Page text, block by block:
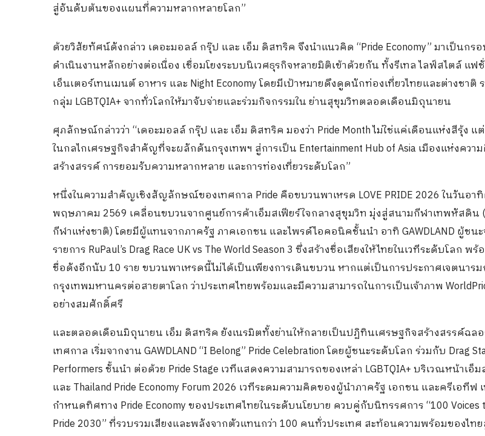
สู่อันดับต้นของแผนที่ความหลากหลายโลก”
ด้วยวิสัยทัศน์ดังกล่าว เดอะมอลล์ กรุ๊ป และ เอ็ม ดิสทริค จึงนำแนวคิด “Pride Economy” มาเป็นกร
ดำเนินงานหลักอย่างต่อเนื่อง เชื่อมโยงระบบนิเวศธุรกิจหลายมิติเข้าด้วยกัน ทั้งรีเทล ไลฟ์สไตล์ แฟ
เอ็นเตอร์เทนเมนต์ อาหาร และ Night Economy โดยมีเป้าหมายดึงดูดนักท่องเที่ยวไทยและต่างชาติ
กลุ่ม LGBTQIA+ จากทั่วโลกให้มาจับจ่ายและร่วมกิจกรรมใน ย่านสุขุมวิทตลอดเดือนมิถุนายน
ศุภลักษณ์กล่าวว่า “เดอะมอลล์ กรุ๊ป และ เอ็ม ดิสทริค มองว่า Pride Month ไม่ใช่แค่เดือนแห่งสีรุ้ง
ในกลไกเศรษฐกิจสำคัญที่จะผลักดันกรุงเทพฯ สู่การเป็น Entertainment Hub of Asia เมืองแห่งควา
สร้างสรรค์ การยอมรับความหลากหลาย และการท่องเที่ยวระดับโลก”
หนึ่งในความสำคัญเชิงสัญลักษณ์ของเทศกาล Pride คือขบวนพาเหรด LOVE PRIDE 2026 ในวันอา
พฤษภาคม 2569 เคลื่อนขบวนจากศูนย์การค้าเอ็มสเฟียร์ใจกลางสุขุมวิท มุ่งสู่สนามกีฬาเทพหัสดิน
กีฬาแห่งชาติ) โดยมีผู้แทนจากภาครัฐ ภาคเอกชน และไพรด์ไอคอนิคชั้นนำ อาทิ GAWDLAND ผู้ชนะ
รายการ RuPaul’s Drag Race UK vs The World Season 3 ซึ่งสร้างชื่อเสียงให้ไทยในเวทีระดับโลก พร้
ชื่อดังอีกนับ 10 ราย ขบวนพาเหรดนี้ไม่ได้เป็นเพียงการเดินขบวน หากแต่เป็นการประกาศเจตนาร
กรุงเทพมหานครต่อสายตาโลก ว่าประเทศไทยพร้อมและมีความสามารถในการเป็นเจ้าภาพ
อย่างสมศักดิ์ศรี
และตลอดเดือนมิถุนายน เอ็ม ดิสทริค ยังเนรมิตทั้งย่านให้กลายเป็นปฏิทินเศรษฐกิจสร้างสรรค์ฉล
เทศกาล เริ่มจากงาน GAWDLAND “I Belong” Pride Celebration โดยผู้ชนะระดับโลก ร่วมกับ Drag
Performers ชั้นนำ ต่อด้วย Pride Stage เวทีแสดงความสามารถของเหล่า LGBTQIA+ บริเวณหน้าเอ็ม
และ Thailand Pride Economy Forum 2026 เวทีระดมความคิดของผู้นำภาครัฐ เอกชน และครีเอทีฟ
กำหนดทิศทาง Pride Economy ของประเทศไทยในระดับนโยบาย ควบคู่กับนิทรรศการ “100 Voices
Pride 2030” ที่รวบรวมเสียงและพลังจากตัวแทนกว่า 100 คนทั่วประเทศ สะท้อนความพร้อมของไทย